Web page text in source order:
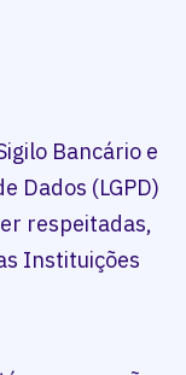
Bancário e
Dados (LGPD)
respeitadas,
Instituições